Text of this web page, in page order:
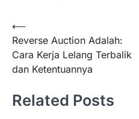
Navigasi
pos
⟵
Reverse Auction Adalah:
Cara Kerja Lelang Terbalik
dan Ketentuannya
Related Posts